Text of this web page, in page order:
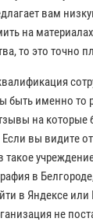
вам
на
то это точно
быть именно то
на которые
вы видите
такое
в
в Яндексе
не